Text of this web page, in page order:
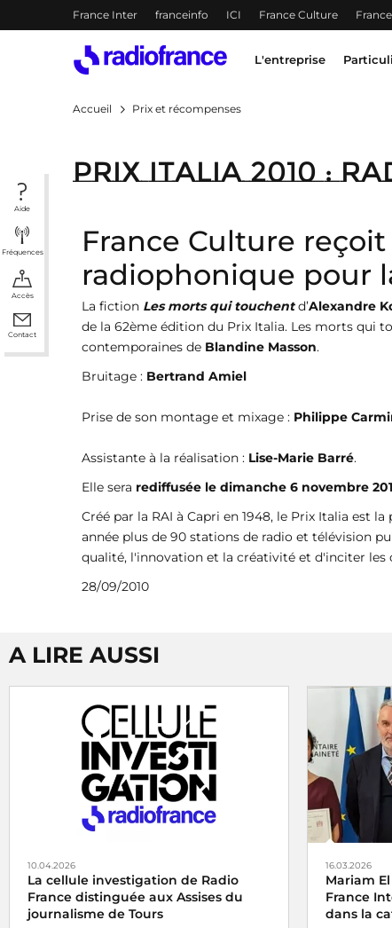
Accès direct :
Menu principal
France Inter franceinfo ICI France Culture
Menu principal
L'entreprise
Aide
Fréquences
Accès
Contact
Accueil Prix et récompenses
Prix Italia 2010 :
France Culture
radiophonique pour
La fiction Les morts qui touchentd’Alexandre
de la 62ème édition du Prix Italia. Les morts qui
contemporaines de Blandine Masson.
Bruitage : Bertrand Amiel
Prise de son montage et mixage : Philippe
Assistante à la réalisation : Lise-Marie Barré.
Elle sera rediffusée le dimanche 6 novembre
Créé par la RAI à Capri en 1948, le Prix Italia est
année plus de 90 stations de radio et télévision
qualité, l'innovation et la créativité et d'inciter les
28/09/2010
A LIRE AUSSI
10.04.2026
La cellule investigation de Radio
France distinguée aux Assises du
journalisme de Tours
16.03.2026
Mariam
France
dans la